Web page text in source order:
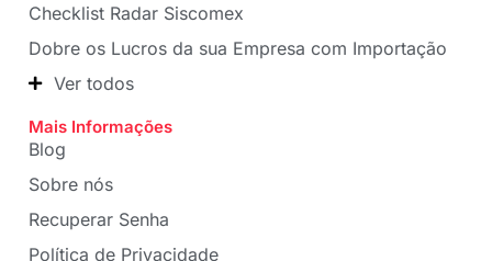
Checklist Radar Siscomex
Dobre os Lucros da sua Empresa com Importação
Ver todos
Mais Informações
Blog
Sobre nós
Recuperar Senha
Política de Privacidade